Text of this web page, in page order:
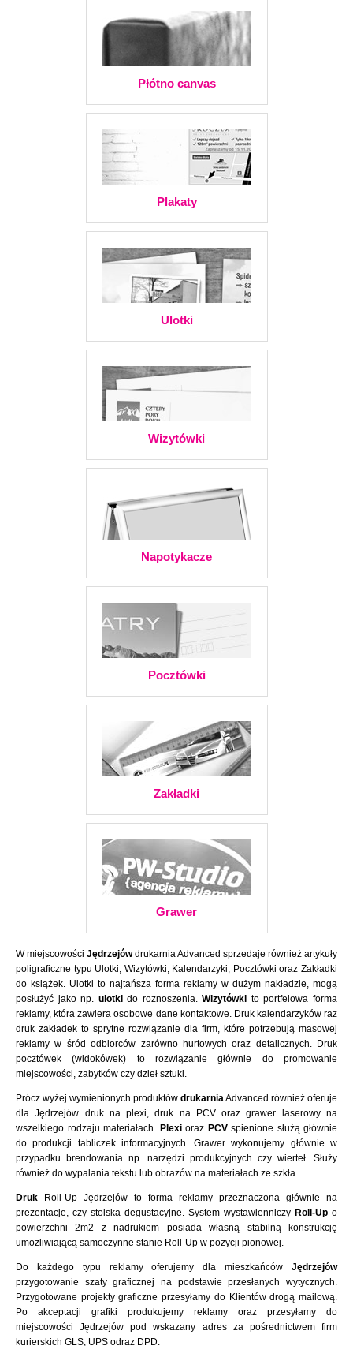
Płótno canvas
Plakaty
Ulotki
Wizytówki
Napotykacze
Pocztówki
Zakładki
Grawer
W miejscowości Jędrzejówdrukarnia Advanced sprzedaje również artykuły
poligraficzne typu Ulotki, Wizytówki, Kalendarzyki, Pocztówki oraz Zakładki
do książek. Ulotki to najtańsza forma reklamy w dużym nakładzie, mogą
posłużyć jako np. ulotkido roznoszenia.Wizytówki to portfelowa forma
reklamy, która zawiera osobowe dane kontaktowe. Druk kalendarzyków raz
druk zakładek to sprytne rozwiązanie dla firm, które potrzebują masowej
reklamy w śród odbiorców zarówno hurtowych oraz detalicznych. Druk
pocztówek (widokówek) to rozwiązanie głównie do promowanie
miejscowości, zabytków czy dzieł sztuki.
Prócz wyżej wymienionych produktów drukarniaAdvanced również oferuje
dla Jędrzejów druk na plexi, druk na PCV oraz grawer laserowy na
wszelkiego rodzaju materiałach. Plexioraz PCVspienione służą głównie
do produkcji tabliczek informacyjnych. Grawer wykonujemy głównie w
przypadku brendowania np. narzędzi produkcyjnych czy wierteł. Służy
również do wypalania tekstu lub obrazów na materiałach ze szkła.
Druk Roll-Up Jędrzejów to forma reklamy przeznaczona głównie na
prezentacje, czy stoiska degustacyjne. System wystawienniczy Roll-Up o
powierzchni 2m2 z nadrukiem posiada własną stabilną konstrukcję
umożliwiającą samoczynne stanie Roll-Up w pozycji pionowej.
Do każdego typu reklamy oferujemy dla mieszkańców Jędrzejów
przygotowanie szaty graficznej na podstawie przesłanych wytycznych.
Przygotowane projekty graficzne przesyłamy do Klientów drogą mailową.
Po akceptacji grafiki produkujemy reklamy oraz przesyłamy do
miejscowości Jędrzejów pod wskazany adres za pośrednictwem firm
kurierskich GLS, UPS odraz DPD.